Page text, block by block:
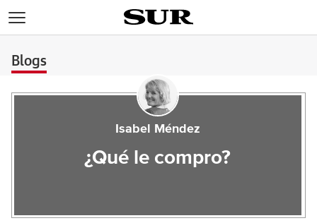
Blogs
Isabel Méndez
¿Qué le compro?